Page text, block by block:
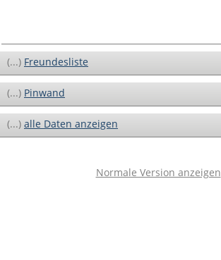
(...) Freundesliste
(...) Pinwand
(...) alle Daten anzeigen
Normale Version anzeigen